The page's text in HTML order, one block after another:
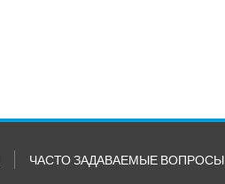
ЧАСТО ЗАДАВАЕМЫЕ ВОПРОСЫ